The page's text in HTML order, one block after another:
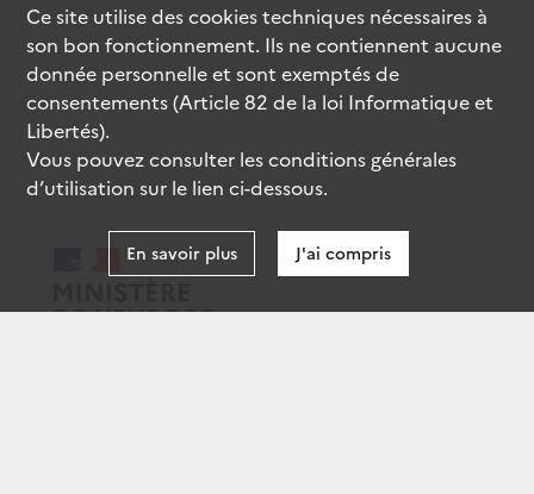
Ce site utilise descookiestechniques nécessaires à
son bon fonctionnement. Ils ne contiennent aucune
donnée personnelle et sont exemptés de
consentements (Article 82 de la loi Informatique et
Libertés).
Vous pouvez consulter les conditions générales
d’utilisation sur le lien ci-dessous.
En savoir plus J'ai compris